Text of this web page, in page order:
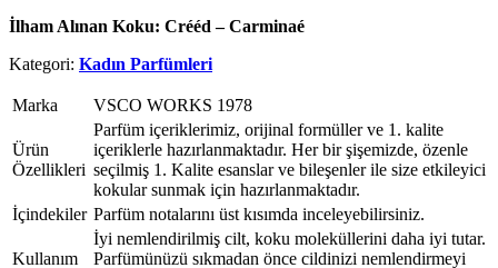
İlham Alınan Koku: Crééd – Carminaé
Kategori: Kadın Parfümleri
Marka VSCO WORKS 1978
Ürün
Özellikleri
Parfüm içeriklerimiz, orijinal formüller ve 1. kalite
içeriklerle hazırlanmaktadır. Her bir şişemizde, özenle
seçilmiş 1. Kalite esanslar ve bileşenler ile size etkileyici
kokular sunmak için hazırlanmaktadır.
İçindekiler Parfüm notalarını üst kısımda inceleyebilirsiniz.
Kullanım
İyi nemlendirilmiş cilt, koku moleküllerini daha iyi tutar.
Parfümünüzü sıkmadan önce cildinizi nemlendirmeyi